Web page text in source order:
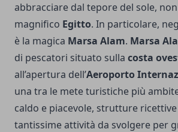
abbracciare dal tepore del sole,
magnifico Egitto. In particolare,
è la magica Marsa Alam. Marsa
di pescatori situato sulla costa
all’apertura dell’Aeroporto
una tra le mete turistiche più
caldo e piacevole, strutture
tantissime attività da svolgere per